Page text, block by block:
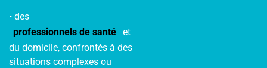
• des
professionnels de santé et
du domicile, confrontés à des
situations complexes ou